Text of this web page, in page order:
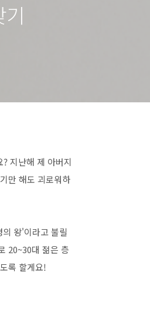
지난해 제 아버지
만 해도 괴로워하
왕'이라고 불릴
20~30대 젊은 층
록 할게요!